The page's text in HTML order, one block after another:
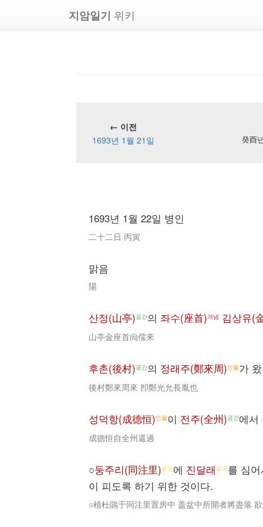
지암일기 위키
← 이전
1693년 1월 21일
癸酉
1693년 1월 22일 병인
二十二日 丙寅
맑음
陽
산정(山亭)공간의 좌수(座首)개념 김상유(
山亭金座首尙儒來
후촌(後村)공간의 정래주(鄭來周)인물가
後村鄭來周來 卽鄭光允長胤也
성덕항(成德恒)인물이 전주(全州)공간에서
成德恒自全州還過
○둥주리(同注里)물품에 진달래 물품를 심
이 피도록 하기 위한 것이다.
○植杜鵑于同注里置房中 盖盆中所開者將盡落